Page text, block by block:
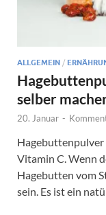
ALLGEMEIN /
selber
20. Januar -
Vitamin C. Wenn
Hagebutten vom
sein. Es ist ein